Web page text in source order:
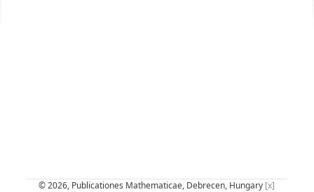
© 2026, Publicationes Mathematicae, Debrecen, Hungary [x]